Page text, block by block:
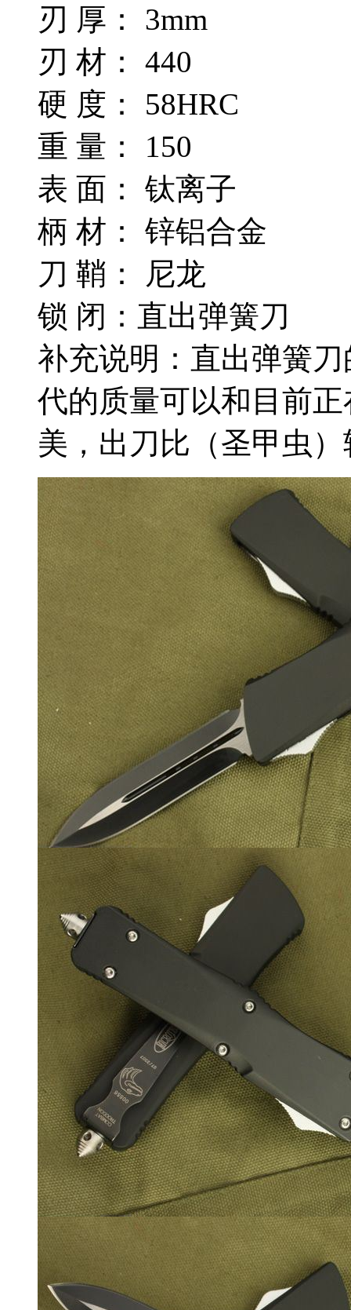
刃 厚： 3mm
刃 材： 440
硬 度： 58HRC
重 量： 150
表 面： 钛离子
柄 材： 锌铝合金
刀 鞘： 尼龙
锁 闭：直出弹簧刀
补充说明：直出弹簧
代的质量可以和目前
美，出刀比（圣甲虫